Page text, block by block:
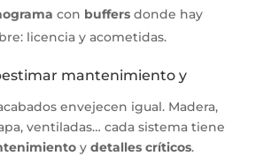
con buffersdonde hay
licencia y acometidas.
mantenimiento y
envejecen igual. Madera,
ventiladas… cada sistema tiene
y detalles críticos.